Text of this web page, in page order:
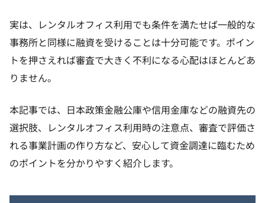
実は、レンタルオフィス利用でも条件を満たせば一般的な
事務所と同様に融資を受けることは十分可能です。ポイン
トを押さえれば審査で大きく不利になる心配はほとんどあ
りません。
本記事では、日本政策金融公庫や信用金庫などの融資先の
選択肢、レンタルオフィス利用時の注意点、審査で評価さ
れる事業計画の作り方など、安心して資金調達に臨むため
のポイントを分かりやすく紹介します。